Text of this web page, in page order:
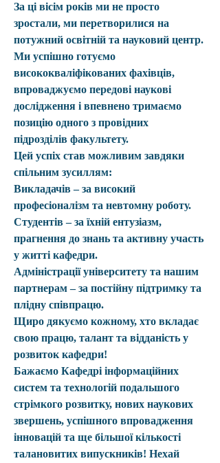
За ці вісім років ми не просто
зростали, ми перетворилися на
потужний освітній та науковий центр.
Ми успішно готуємо
висококваліфікованих фахівців,
впроваджуємо передові наукові
дослідження і впевнено тримаємо
позицію одного з провідних
підрозділів факультету.
Цей успіх став можливим завдяки
спільним зусиллям:
Викладачів – за високий
професіоналізм та невтомну роботу.
Студентів – за їхній ентузіазм,
прагнення до знань та активну участь
у житті кафедри.
Адміністрації університету та нашим
партнерам – за постійну підтримку та
плідну співпрацю.
Щиро дякуємо кожному, хто вкладає
свою працю, талант та відданість у
розвиток кафедри!
Бажаємо Кафедрі інформаційних
систем та технологій подальшого
стрімкого розвитку, нових наукових
звершень, успішного впровадження
інновацій та ще більшої кількості
талановитих випускників! Нехай